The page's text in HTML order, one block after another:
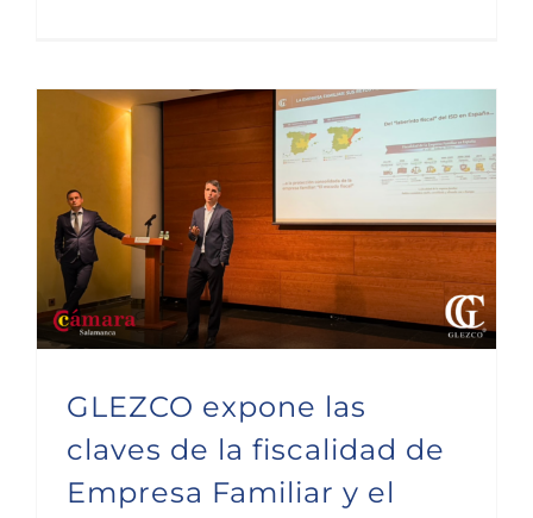
GLEZCO expone las
claves de la fiscalidad de
Empresa Familiar y el